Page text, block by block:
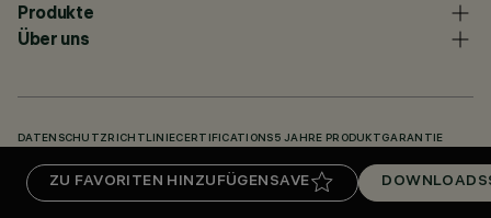
ZU FAVORITEN HINZUFÜGEN SAVE DOWNLOADS
Produkte
Über uns
DATENSCHUTZRICHTLINIECERTIFICATIONS 5 JAHRE PRODUKTGARANTIE
UNSERE CODES KNOWLEDGE BASE (LOGIN REQUIRED) DOWNLOADS